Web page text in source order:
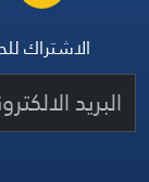
الاشتراك